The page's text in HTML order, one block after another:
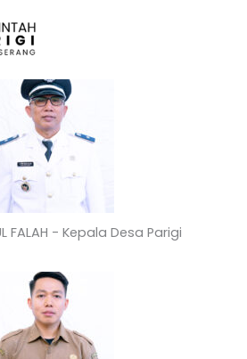
FALAH - Kepala Desa Parigi